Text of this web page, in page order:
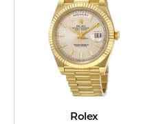
Rolex